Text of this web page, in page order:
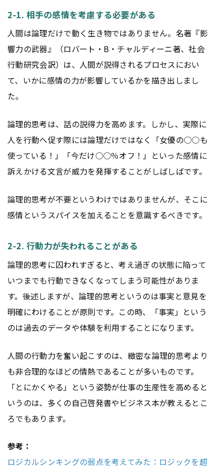
2-1. 相手の感情を考慮する必要がある
人間は論理だけで動く生き物ではありません。名著『影
響力の武器』（ロバート・B・チャルディーニ著、社会
行動研究会訳）は、人間が説得されるプロセスにおい
て、いかに感情の力が影響しているかを描き出しまし
た。
論理的思考は、話の説得力を高めます。しかし、実際に
人を行動へ促す際には論理だけではなく「女優の○○も
使っている！」「今だけ○○％オフ！」といった感情に
訴えかける文言が威力を発揮することがしばしばです。
論理的思考が不要というわけではありませんが、そこに
感情というスパイスを加えることを意識するべきです。
2-2. 行動力が失われることがある
論理的思考に囚われすぎると、考え過ぎの状態に陥って
いつまでも行動できなくなってしまう可能性がありま
す。後述しますが、論理的思考というのは事実と意見を
明確にわけることが原則です。この時、「事実」という
のは過去のデータや体験を利用することになります。
人間の行動力を奮い起こすのは、緻密な論理的思考より
も非合理的なほどの情熱であることが多いものです。
「とにかくやる」という姿勢が仕事の生産性を高めると
いうのは、多くの自己啓発書やビジネス本が教えるとこ
ろでもあります。
参考：
ロジカルシンキングの弱点を考えてみた：ロジックを超